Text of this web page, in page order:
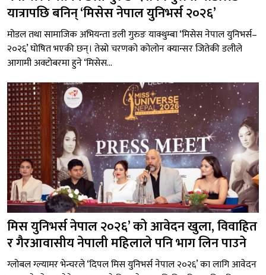
यात्रापछि बनिन् ‘मिसेस नेपाल युनिभर्स २०२६’
मोडल तथा सामाजिक अभियन्ता डली गुरुङ याक्थुम्बा ‘मिसेस नेपाल युनिभर्स–
२०२६’ घोषित भएकी छन्। तेस्रो चरणको कोलोन क्यान्सर जितेकी डलीले
आगामी अक्टोबरमा हुने ‘मिसेस...
मिस युनिभर्स नेपाल २०२६’ को आवेदन खुला, विवाहित
र गैरआवासीय नेपाली महिलाले पनि भाग लिन पाउने
ग्लोबल ग्ल्यामर भेन्चरले ‘दिपल मिस युनिभर्स नेपाल २०२६’ का लागि आवेदन